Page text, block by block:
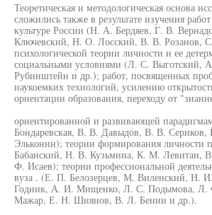
Теоретическая и методологическая основа
сложились также в результате изучения
культуре России (Н. А. Бердяев, Г. В.
Ключевский, Н. О. Лосский, В. В. Розанов,
психологической теории личности и ее
социальными условиями (Л. С. Выготский,
Рубинштейн и др.); работ, посвященных
наукоемких технологий, усилению
ориентации образования, переходу от
ориентированной и развивающей
Бондаревская, В. В. Давыдов, В. В.
Эльконин); теории формирования личности
Бабанский, Н. В. Кузьмина, К. М. Левитан,
Ф. Исаев); теории профессиональной
вуза . (Е. П. Белозерцев, М. Виленский, Н.
Годник, А. И. Мищенко, Л. С. Подымова,
Мажар, Е. Н. Шиянов, В. Л. Бенин и др.).